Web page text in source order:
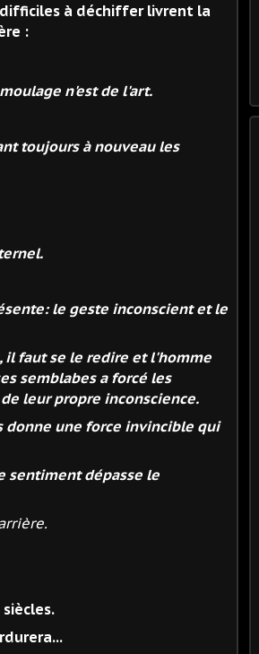
à déchiffer livrent la
:
n'est de l'art.
toujours à nouveau les
le geste inconscient et le
il faut se le redire et l'homme
semblabes a forcé les
leur propre inconscience.
donne une force invincible qui
sentiment dépasse le